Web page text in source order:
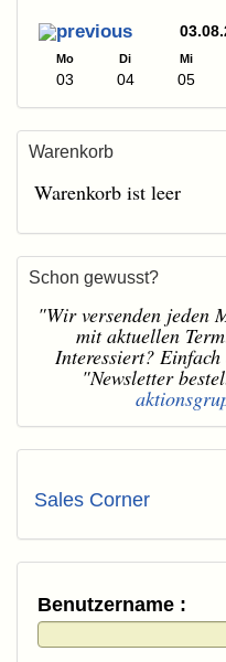
Mo Di Mi
03 04 05
Warenkorb
Warenkorb ist leer
Schon gewusst?
"Wir versenden jeden
mit aktuellen
Interessiert?
"Newsletter
Sales Corner
Benutzername :